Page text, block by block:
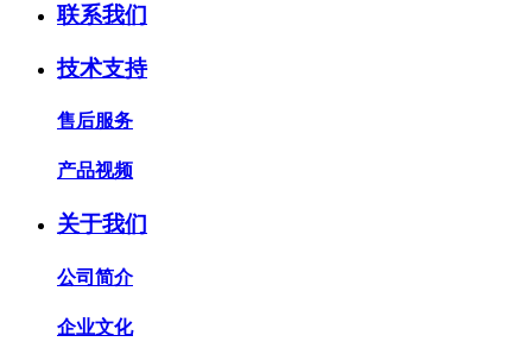
联系我们
技术支持
售后服务
产品视频
关于我们
公司简介
企业文化